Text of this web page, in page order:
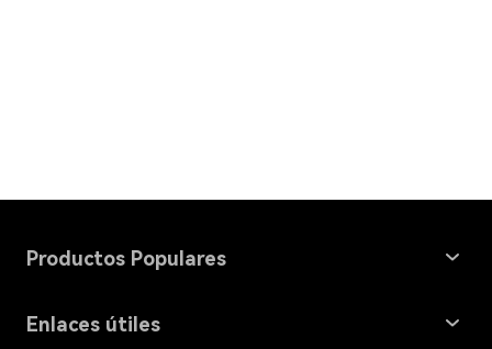
Productos Populares
Windows Data Recovery
Enlaces útiles